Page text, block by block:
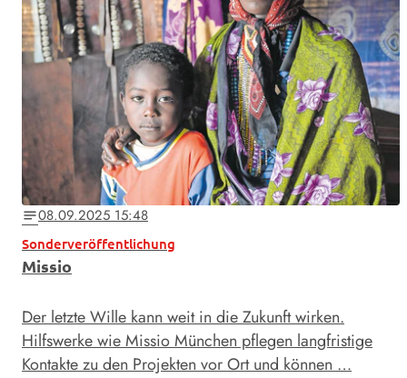
notes08.09.2025 15:48
Sonderveröffentlichung
Missio
Der letzte Wille kann weit in die ­Zu­kunft wirken.
Hilfswerke wie Missio München pflegen langfristige
Kontak­te­ zu den Projekten vor Ort und können …